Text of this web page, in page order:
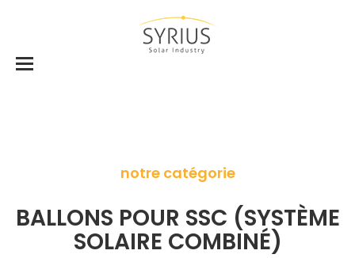
notre catégorie
BALLONS POUR SSC (SYSTÈME
SOLAIRE COMBINÉ)